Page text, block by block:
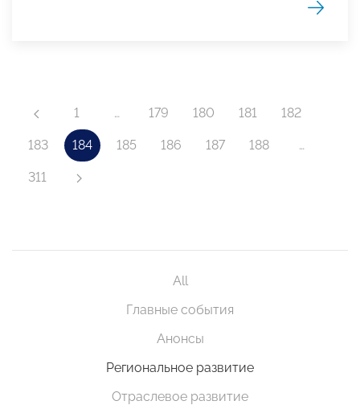
1 … 179 180 181 182
183 184 185 186 187 188 …
311
All
Главные события
Анонсы
Региональное развитие
Отраслевое развитие